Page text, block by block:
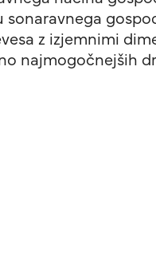
z izjemnimi
najmogočnejših